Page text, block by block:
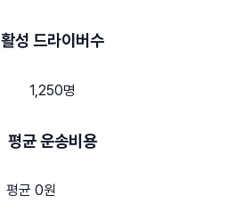
활성 드라이버수
1,250명
평균 운송비용
평균 0원